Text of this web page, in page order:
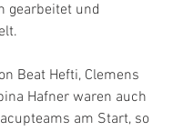
gearbeitet und
Beat Hefti, Clemens
Hafner waren auch
am Start, so